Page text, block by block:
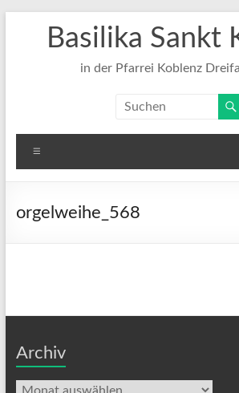
springenBasilika Sankt
in der Pfarrei Koblenz
orgelweihe_568
Archiv
Archiv